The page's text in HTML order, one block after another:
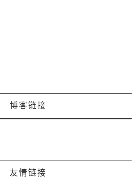
博客链接
友情链接